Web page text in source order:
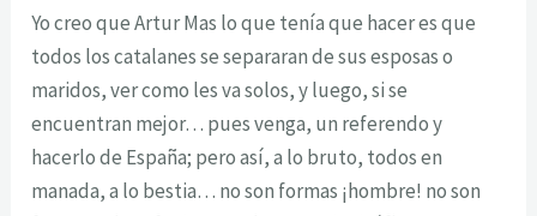
Yo creo que Artur Mas lo que tenía que hacer es que
todos los catalanes se separaran de sus esposas o
maridos, ver como les va solos, y luego, si se
encuentran mejor… pues venga, un referendo y
hacerlo de España; pero así, a lo bruto, todos en
manada, a lo bestia… no son formas ¡hombre! no son